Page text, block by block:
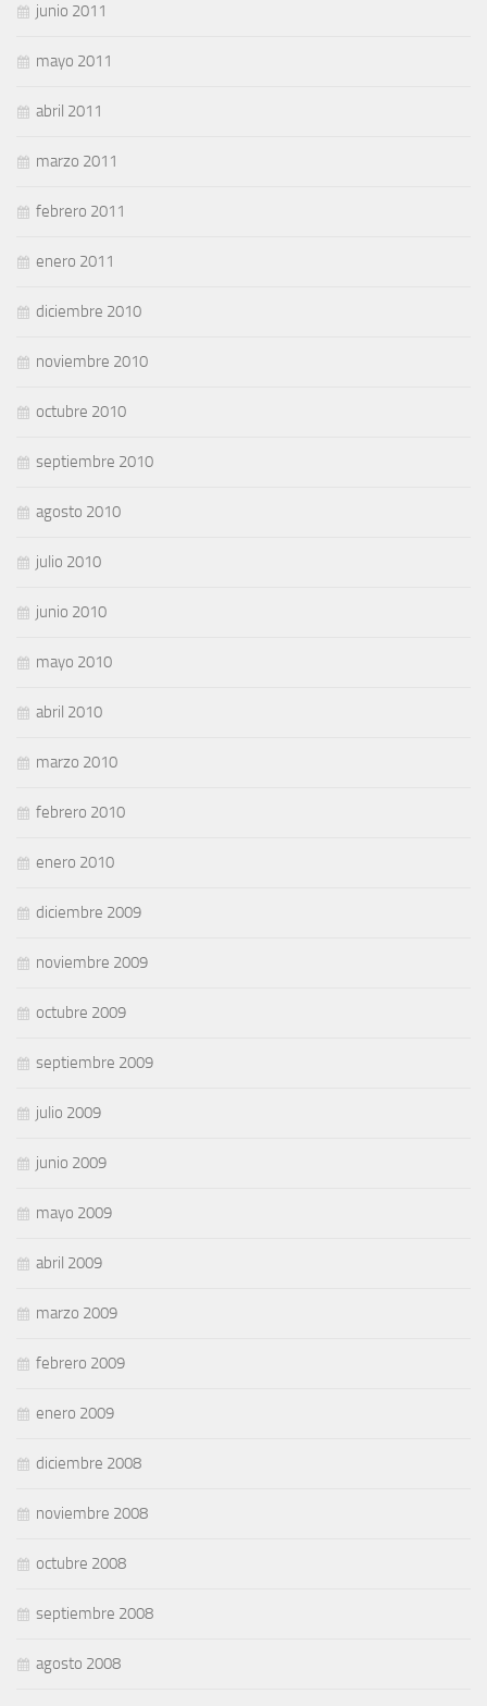
junio 2011
mayo 2011
abril 2011
marzo 2011
febrero 2011
enero 2011
diciembre 2010
noviembre 2010
octubre 2010
septiembre 2010
agosto 2010
julio 2010
junio 2010
mayo 2010
abril 2010
marzo 2010
febrero 2010
enero 2010
diciembre 2009
noviembre 2009
octubre 2009
septiembre 2009
julio 2009
junio 2009
mayo 2009
abril 2009
marzo 2009
febrero 2009
enero 2009
diciembre 2008
noviembre 2008
octubre 2008
septiembre 2008
agosto 2008